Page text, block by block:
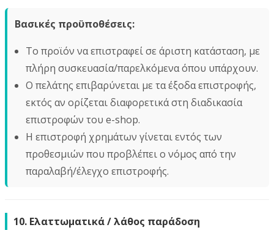
Βασικές προϋποθέσεις:
Το προϊόν να επιστραφεί σε άριστη κατάσταση, με
πλήρη συσκευασία/παρελκόμενα όπου υπάρχουν.
Ο πελάτης επιβαρύνεται με τα έξοδα επιστροφής,
εκτός αν ορίζεται διαφορετικά στη διαδικασία
επιστροφών του e-shop.
Η επιστροφή χρημάτων γίνεται εντός των
προθεσμιών που προβλέπει ο νόμος από την
παραλαβή/έλεγχο επιστροφής.
10. Ελαττωματικά / λάθος παράδοση